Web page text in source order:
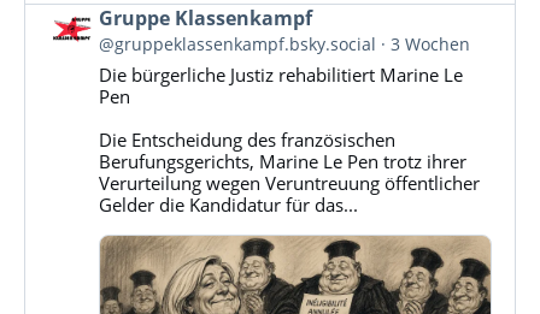
Beitrag
von
Gruppe
Klassenkampf
Bluesky
ansehen
Gruppe Klassenkampf
@gruppeklassenkampf.bsky.social 3 Wochen
Die bürgerliche Justiz rehabilitiert Marine Le
Pen
Die Entscheidung des französischen
Berufungsgerichts, Marine Le Pen trotz ihrer
Verurteilung wegen Veruntreuung öffentlicher
Gelder die Kandidatur für das...